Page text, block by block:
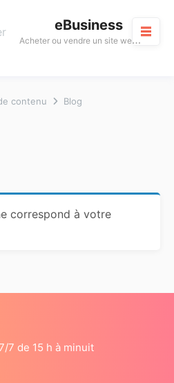
eBusiness
A
cheter ou vendre un site web rentable
contenu Blog
correspond à votre
7 de 15 h à minuit